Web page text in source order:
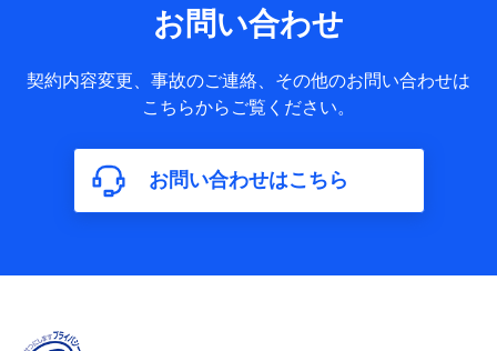
送信履歴などの情報）が含まれます。
約に関する情報。例として、保険契約者及び被保険者の氏
名、住所、生年月日、性別、保険契約者と被保険者の関係、
保険加入の目的、保険商品の内容、保険料、保険料のお支払
年数などの情報、ペットの種類や年齢などの情報などが含ま
れます。
【共同して利用する者の範囲】
株式会社NTTドコモ
当社又は株式会社NTTドコモが提供する保険関連サービスに
お問い合わせ
契約内容変更、事故のご連絡、その他のお問い合わせは
こちらからご覧ください。
お問い合わせはこちら